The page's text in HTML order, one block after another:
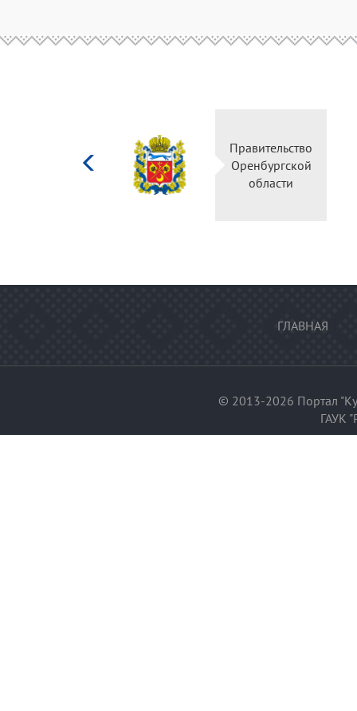
Правительство
Оренбургской
области
ГЛАВНАЯ
© 2013-2026 Портал
ГАУК